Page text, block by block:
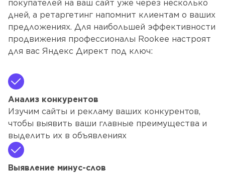
покупателей на ваш сайт уже через несколько
дней, а ретаргетинг напомнит клиентам о ваших
предложениях. Для наибольшей эффективности
продвижения профессионалы Rookee настроят
для вас Яндекс Директ под ключ:
Анализ конкурентов
Изучим сайты и рекламу ваших конкурентов,
чтобы выявить ваши главные преимущества и
выделить их в объявлениях
Выявление минус-слов